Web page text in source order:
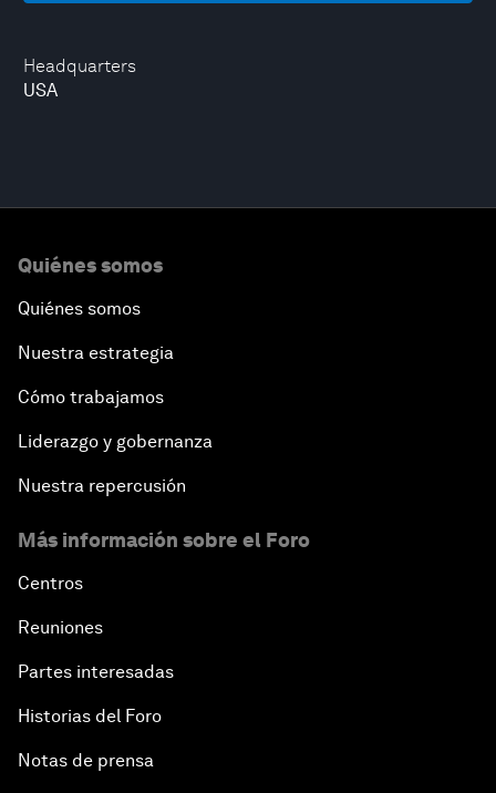
Headquarters
USA
Quiénes somos
Quiénes somos
Nuestra estrategia
Cómo trabajamos
Liderazgo y gobernanza
Nuestra repercusión
Más información sobre el Foro
Centros
Reuniones
Partes interesadas
Historias del Foro
Notas de prensa